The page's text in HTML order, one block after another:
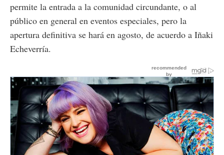
permite la entrada a la comunidad circundante, o al
público en general en eventos especiales, pero la
apertura definitiva se hará en agosto, de acuerdo a Iñaki
Echeverría.